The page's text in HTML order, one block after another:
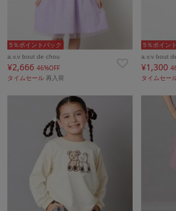
5％ポイントバック
a.v.v bout de chou
¥2,666 46%OFF
タイムセール 再入荷
5％ポイン
a.v.v bout
¥1,300
タイムセー